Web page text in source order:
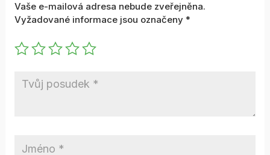
Vaše e-mailová adresa nebude zveřejněna.
Vyžadované informace jsou označeny *